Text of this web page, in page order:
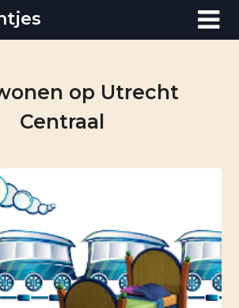
op Utrecht
Centraal